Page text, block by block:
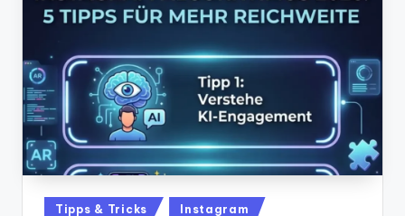
Posted
Tipps & Tricks Instagram